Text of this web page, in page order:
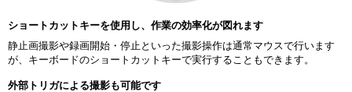
ショートカットキーを使用し、作業の効率化が図れます
静止画撮影や録画開始・停止といった撮影操作は通常マウスで行います
が、キーボードのショートカットキーで実行することもできます。
外部トリガによる撮影も可能です